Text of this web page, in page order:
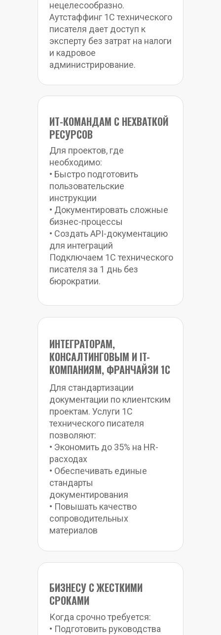
нецелесообразно.
Аутстаффинг 1С технического
писателя дает доступ к
эксперту без затрат на налоги
и кадровое
администрирование.
ИТ-КОМАНДАМ С НЕХВАТКОЙ
РЕСУРСОВ
Для проектов, где
необходимо:
• Быстро подготовить
пользовательские
инструкции
• Документировать сложные
бизнес-процессы
• Создать API-документацию
для интеграций
Подключаем 1С технического
писателя за 1 днь без
бюрократии.
ИНТЕГРАТОРАМ,
КОНСАЛТИНГОВЫМ И IT-
КОМПАНИЯМ, ФРАНЧАЙЗИ 1С
Для стандартизации
документации по клиентским
проектам. Услуги 1С
технического писателя
позволяют:
• Экономить до 35% на HR-
расходах
• Обеспечивать единые
стандарты
документирования
• Повышать качество
сопроводительных
материалов
БИЗНЕСУ С ЖЕСТКИМИ
СРОКАМИ
Когда срочно требуется:
• Подготовить руководства